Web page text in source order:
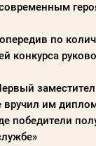
по
конкурса
им
победители